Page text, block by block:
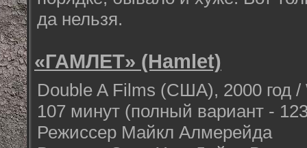
да нельзя.
«ГАМЛЕТ» (Hamlet)
Double A Films (США), 2000 год /
107 минут (полный вариант -
Режиссер Майкл Алмерейда